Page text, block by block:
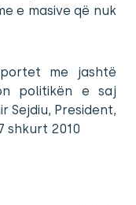
e masive që nuk
me jashtë
politikën e saj
Sejdiu, President,
shkurt 2010